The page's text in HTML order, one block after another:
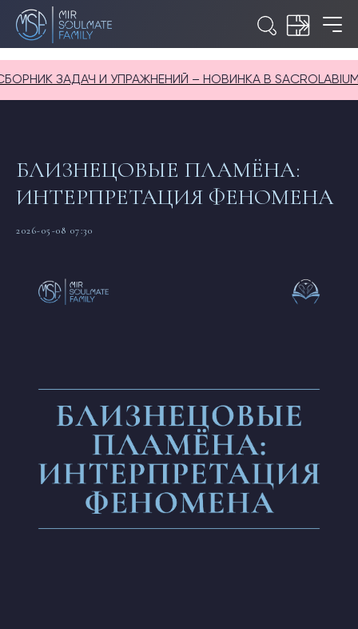
ЗАДАЧ И УПРАЖНЕНИЙ – НОВИНКА В SACROLABIUM
БЛИЗНЕЦОВЫЕ ПЛАМЁНА:
ИНТЕРПРЕТАЦИЯ ФЕНОМЕНА
2026-05-08 07:30